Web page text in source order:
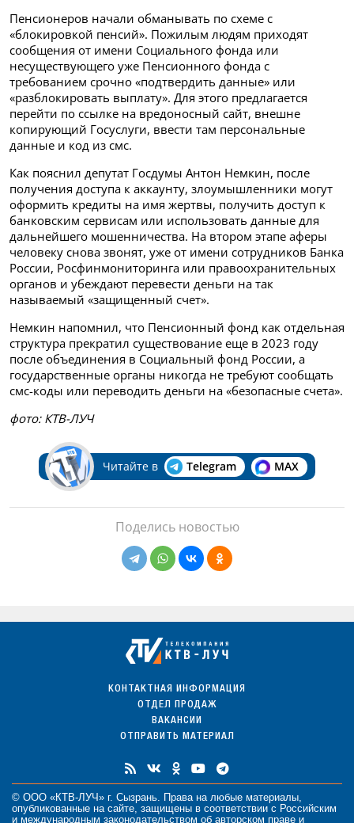
Пенсионеров начали обманывать по схеме с
«блокировкой пенсий». Пожилым людям приходят
сообщения от имени Социального фонда или
несуществующего уже Пенсионного фонда с
требованием срочно «подтвердить данные» или
«разблокировать выплату». Для этого предлагается
перейти по ссылке на вредоносный сайт, внешне
копирующий Госуслуги, ввести там персональные
данные и код из смс.
Как пояснил депутат Госдумы Антон Немкин, после
получения доступа к аккаунту, злоумышленники могут
оформить кредиты на имя жертвы, получить доступ к
банковским сервисам или использовать данные для
дальнейшего мошенничества. На втором этапе аферы
человеку снова звонят, уже от имени сотрудников Банка
России, Росфинмониторинга или правоохранительных
органов и убеждают перевести деньги на так
называемый «защищенный счет».
Немкин напомнил, что Пенсионный фонд как отдельная
структура прекратил существование еще в 2023 году
после объединения в Социальный фонд России, а
государственные органы никогда не требуют сообщать
смс-коды или переводить деньги на «безопасные счета».
фото: КТВ-ЛУЧ
Читайте в Telegram MAX
Поделись новостью
КОНТАКТНАЯ ИНФОРМАЦИЯ
ОТДЕЛ ПРОДАЖ
ВАКАНСИИ
ОТПРАВИТЬ МАТЕРИАЛ
© ООО «КТВ-ЛУЧ» г. Сызрань. Права на любые материалы,
опубликованные на сайте, защищены в соответствии с Российским
и международным законодательством об авторском праве и